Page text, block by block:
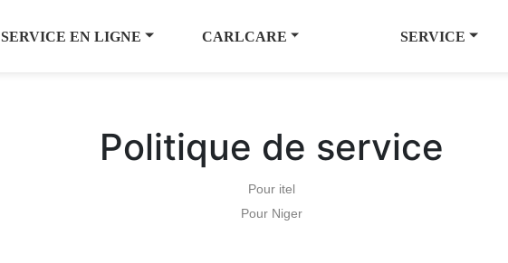
SERVICE EN LIGNE CARLCARE SERVICE
Politique de service
Pour itel
Pour Niger